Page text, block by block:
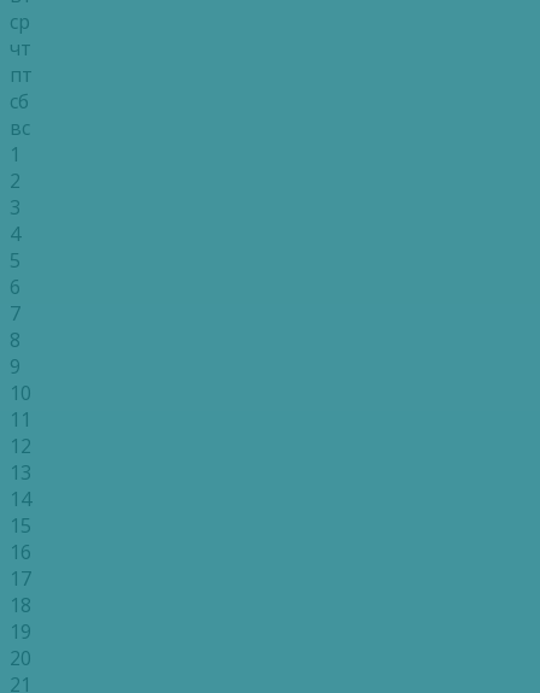
ср
чт
пт
сб
вс
1
2
3
4
5
6
7
8
9
10
11
12
13
14
15
16
17
18
19
20
21